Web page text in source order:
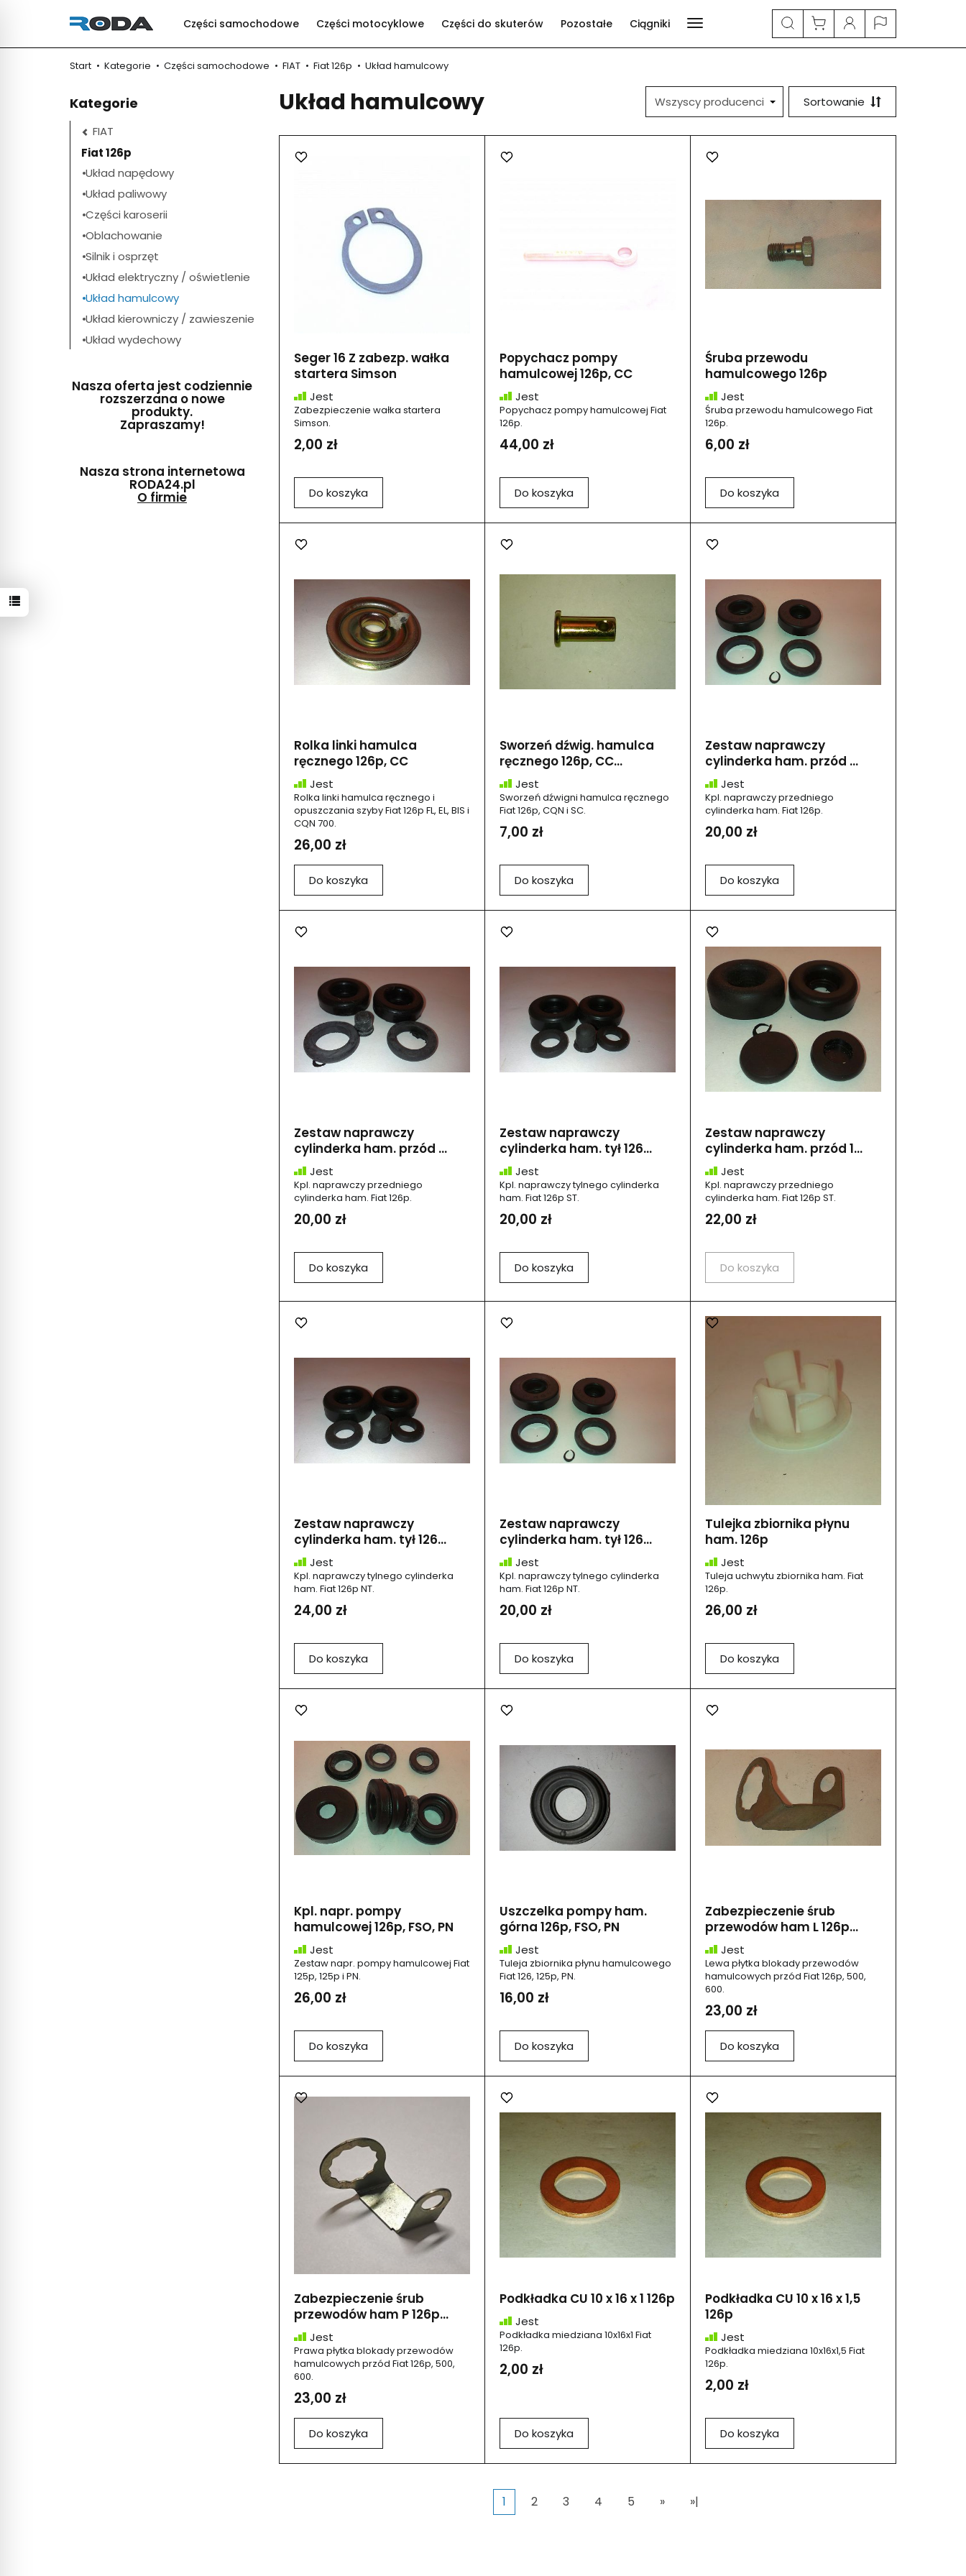
Części samochodowe Części motocyklowe Części do skuterów Pozostałe Ciągniki
Start Kategorie Części samochodowe FIAT Fiat 126p Układ hamulcowy
Układ hamulcowy Sortowanie
Seger 16 Z zabezp. wałka
startera Simson
Jest
Zabezpieczenie wałka startera
Simson.
2,00 zł
Do koszyka
Popychacz pompy
hamulcowej 126p, CC
Jest
Popychacz pompy hamulcowej Fiat
126p.
44,00 zł
Do koszyka
Śruba przewodu
hamulcowego 126p
Jest
Śruba przewodu hamulcowego Fiat
126p.
6,00 zł
Do koszyka
Rolka linki hamulca
ręcznego 126p, CC
Jest
Rolka linki hamulca ręcznego i
opuszczania szyby Fiat 126p FL, EL, BIS i
CQN 700.
26,00 zł
Do koszyka
Sworzeń dźwig. hamulca
ręcznego 126p, CC...
Jest
Sworzeń dźwigni hamulca ręcznego
Fiat 126p, CQN i SC.
7,00 zł
Do koszyka
Zestaw naprawczy
cylinderka ham. przód ...
Jest
Kpl. naprawczy przedniego
cylinderka ham. Fiat 126p.
20,00 zł
Do koszyka
Zestaw naprawczy
cylinderka ham. przód ...
Jest
Kpl. naprawczy przedniego
cylinderka ham. Fiat 126p.
20,00 zł
Do koszyka
Zestaw naprawczy
cylinderka ham. tył 126...
Jest
Kpl. naprawczy tylnego cylinderka
ham. Fiat 126p ST.
20,00 zł
Do koszyka
Zestaw naprawczy
cylinderka ham. przód 1...
Jest
Kpl. naprawczy przedniego
cylinderka ham. Fiat 126p ST.
22,00 zł
Do koszyka
Zestaw naprawczy
cylinderka ham. tył 126...
Jest
Kpl. naprawczy tylnego cylinderka
ham. Fiat 126p NT.
24,00 zł
Do koszyka
Zestaw naprawczy
cylinderka ham. tył 126...
Jest
Kpl. naprawczy tylnego cylinderka
ham. Fiat 126p NT.
20,00 zł
Do koszyka
Tulejka zbiornika płynu
ham. 126p
Jest
Tuleja uchwytu zbiornika ham. Fiat
126p.
26,00 zł
Do koszyka
Kpl. napr. pompy
hamulcowej 126p, FSO, PN
Jest
Zestaw napr. pompy hamulcowej Fiat
125p, 125p i PN.
26,00 zł
Do koszyka
Uszczelka pompy ham.
górna 126p, FSO, PN
Jest
Tuleja zbiornika płynu hamulcowego
Fiat 126, 125p, PN.
16,00 zł
Do koszyka
Zabezpieczenie śrub
przewodów ham L 126p...
Jest
Lewa płytka blokady przewodów
hamulcowych przód Fiat 126p, 500,
600.
23,00 zł
Do koszyka
Zabezpieczenie śrub
przewodów ham P 126p...
Jest
Prawa płytka blokady przewodów
hamulcowych przód Fiat 126p, 500,
600.
23,00 zł
Do koszyka
Podkładka CU 10 x 16 x 1 126p
Jest
Podkładka miedziana 10x16x1 Fiat
126p.
2,00 zł
Do koszyka
Podkładka CU 10 x 16 x 1,5
126p
Jest
Podkładka miedziana 10x16x1,5 Fiat
126p.
2,00 zł
Do koszyka
1 2 3 4 5 » »|
Kategorie
FIAT
Fiat 126p
Układ napędowy
Układ paliwowy
Części karoserii
Oblachowanie
Silnik i osprzęt
Układ elektryczny / oświetlenie
Układ hamulcowy
Układ kierowniczy / zawieszenie
Układ wydechowy
Nasza oferta jest codziennie
rozszerzana o nowe
produkty.
Zapraszamy!
Nasza strona internetowa
RODA24.pl
O firmie